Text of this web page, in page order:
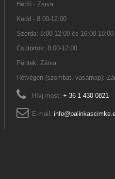
Hétfő - Zárva
Kedd - 8:00-12:00
Szerda: 8:00-12:00 és 16:00-18:00
Csütörtök: 8:00-12:00
Péntek: Zárva
Hétvégén (szombat, vasárnap):
Hívj most: + 36 1 430 0821
E-mail: